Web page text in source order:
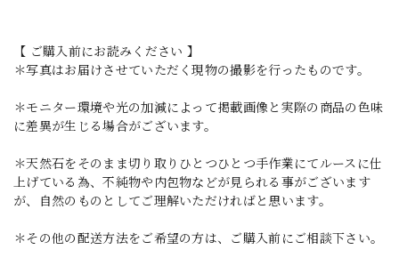
【 ご購入前にお読みください 】
＊写真はお届けさせていただく現物の撮影を行ったものです。
＊モニター環境や光の加減によって掲載画像と実際の商品の色味
に差異が生じる場合がございます。
＊天然石をそのまま切り取りひとつひとつ手作業にてルースに仕
上げている為、不純物や内包物などが見られる事がございます
が、自然のものとしてご理解いただければと思います。
＊その他の配送方法をご希望の方は、ご購入前にご相談下さい。